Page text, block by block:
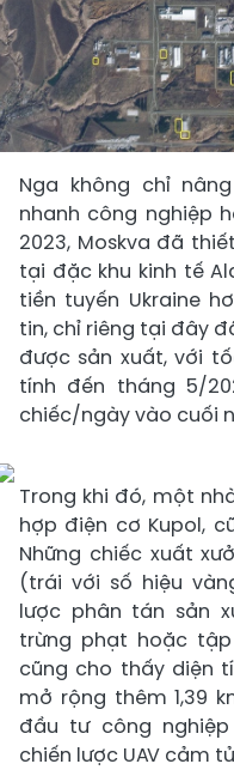
Nga không chỉ
nhanh công nghiệp
2023, Moskva đã
tại đặc khu kinh tế
tiền tuyến Ukraine
tin, chỉ riêng tại đây
được sản xuất, với
tính đến tháng 5/
chiếc/ngày vào cuối
Trong khi đó, một
hợp điện cơ Kupol,
Những chiếc xuất
(trái với số hiệu
lược phân tán sản
trừng phạt hoặc
cũng cho thấy diện
mở rộng thêm 1,39
đầu tư công
chiến lược UAV cảm